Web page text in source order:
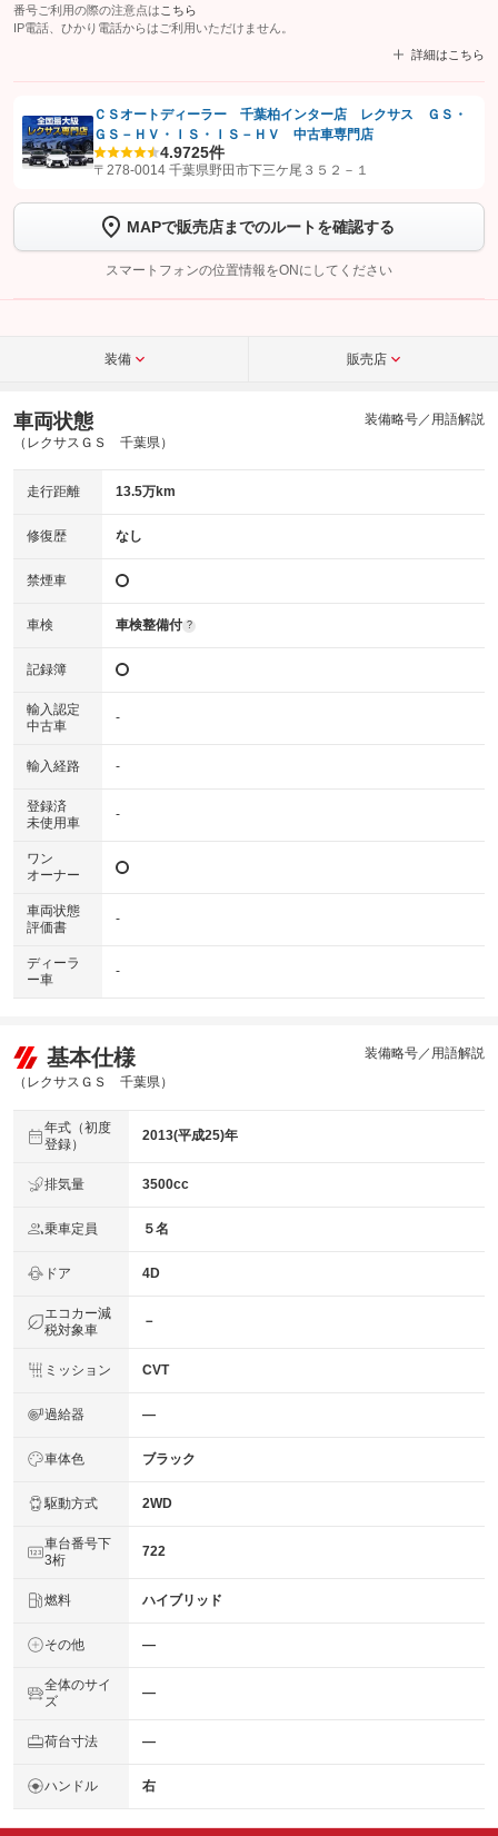
番号ご利用の際の注意点は こちら
IP電話、ひかり電話からはご利用いただけません。
詳細はこちら
【STEP1】認証画面でグーネットを友だち追加してから「許可する」ボタンを押
します
【STEP2】 トーク画面で
完了してください。
こちら
ＣＳオートディーラー 千葉柏インター店 レクサス ＧＳ・
ＧＳ－ＨＶ・ＩＳ・ＩＳ－ＨＶ 中古車専門店
4.9725件
〒278-0014 千葉県野田市下三ケ尾３５２－１
MAPで販売店までのルートを確認する
スマートフォンの位置情報をONにしてください
装備 販売店
車両状態
（レクサスＧＳ 千葉県）
装備略号／用語解説
走行距離 13.5万km
修復歴 なし
禁煙車
車検 車検整備付 ?
記録簿
輸入認定
中古車
-
輸入経路 -
登録済
未使用車
-
ワン
オーナー
車両状態
評価書
-
ディーラ
ー車
-
基本仕様
（レクサスＧＳ 千葉県）
装備略号／用語解説
年式（初度
登録）
2013(平成25)年
排気量 3500cc
乗車定員 ５名
ドア 4D
エコカー減
税対象車
－
ミッション CVT
過給器 ―
車体色 ブラック
駆動方式 2WD
車台番号下
3桁
722
燃料 ハイブリッド
その他 ―
全体のサイ
ズ
―
荷台寸法 ―
ハンドル 右